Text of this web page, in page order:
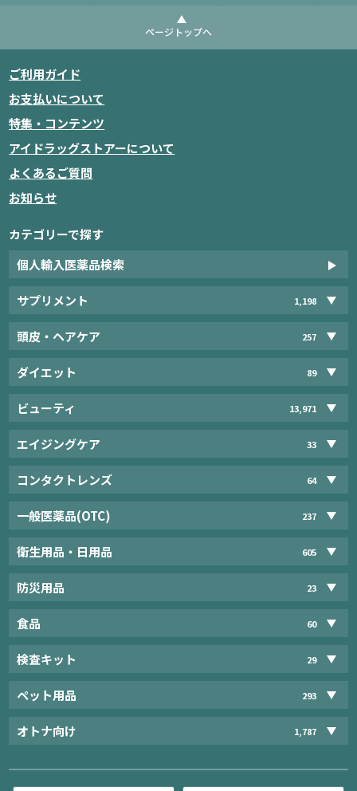
ページトップへ
ご利用ガイド
お支払いについて
特集・コンテンツ
アイドラッグストアーについて
よくあるご質問
お知らせ
カテゴリーで探す
個人輸入医薬品検索
サプリメント 1,198
頭皮・ヘアケア 257
ダイエット 89
ビューティ 13,971
エイジングケア 33
コンタクトレンズ 64
一般医薬品(OTC) 237
衛生用品・日用品 605
防災用品 23
食品 60
検査キット 29
ペット用品 293
オトナ向け 1,787